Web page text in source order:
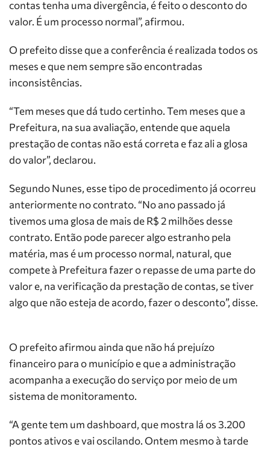
contas tenha uma divergência, é feito o desconto do
valor. É um processo normal”, afirmou.
O prefeito disse que a conferência é realizada todos os
meses e que nem sempre são encontradas
inconsistências.
“Tem meses que dá tudo certinho. Tem meses que a
Prefeitura, na sua avaliação, entende que aquela
prestação de contas não está correta e faz ali a glosa
do valor”, declarou.
Segundo Nunes, esse tipo de procedimento já ocorreu
anteriormente no contrato. “No ano passado já
tivemos uma glosa de mais de R$ 2 milhões desse
contrato. Então pode parecer algo estranho pela
matéria, mas é um processo normal, natural, que
compete à Prefeitura fazer o repasse de uma parte do
valor e, na verificação da prestação de contas, se tiver
algo que não esteja de acordo, fazer o desconto”, disse.
O prefeito afirmou ainda que não há prejuízo
financeiro para o município e que a administração
acompanha a execução do serviço por meio de um
sistema de monitoramento.
“A gente tem um dashboard, que mostra lá os 3.200
pontos ativos e vai oscilando. Ontem mesmo à tarde